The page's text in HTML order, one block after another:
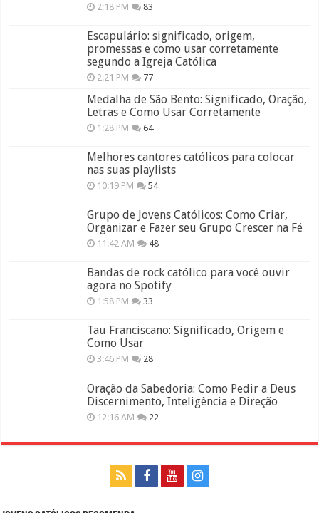
2:18 PM 83
Escapulário: significado, origem,
promessas e como usar corretamente
segundo a Igreja Católica
2:21 PM 77
Medalha de São Bento: Significado, Oração,
Letras e Como Usar Corretamente
1:28 PM 64
Melhores cantores católicos para colocar
nas suas playlists
10:19 PM 54
Grupo de Jovens Católicos: Como Criar,
Organizar e Fazer seu Grupo Crescer na Fé
11:42 AM 48
Bandas de rock católico para você ouvir
agora no Spotify
1:58 PM 33
Tau Franciscano: Significado, Origem e
Como Usar
3:46 PM 28
Oração da Sabedoria: Como Pedir a Deus
Discernimento, Inteligência e Direção
12:16 AM 22